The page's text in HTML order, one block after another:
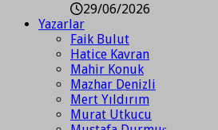
29/06/2026
Yazarlar
Faik Bulut
Hatice Kavran
Mahir Konuk
Mazhar Denizli
Mert Yıldırım
Murat Utkucu